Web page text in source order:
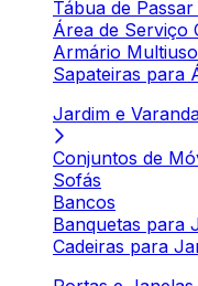
Tábua de
Área de Serviço
Armário
Sapateiras para
Jardim e
Conjuntos de
Sofás
Bancos
Banquetas para
Cadeiras para